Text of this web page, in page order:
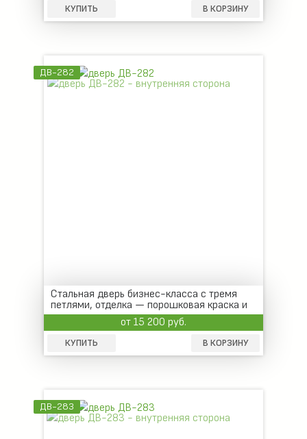
КУПИТЬ В КОРЗИНУ
ДВ-282
Стальная дверь бизнес-класса с тремя
петлями, отделка — порошковая краска и
МДФ
от 15 200 руб.
КУПИТЬ В КОРЗИНУ
ДВ-283